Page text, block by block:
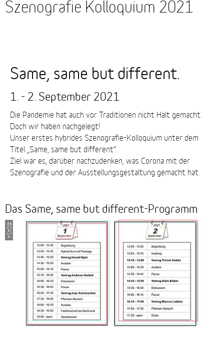
Szenografie Kolloquium 2021
Same,
same
but
different.
Same, same but different.
1. - 2. September 2021
Die Pandemie hat auch vor Traditionen nicht Halt gemacht.
Doch wir haben nachgelegt!
Unser erstes hybrides Szenografie-Kolloquium unter dem
Titel „Same, same but different“.
Ziel war es, darüber nachzudenken, was Corona mit der
Szenografie und der Ausstellungsgestaltung gemacht hat.
Das Same, same but different-Programm
©DASA